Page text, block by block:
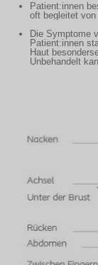
Patient:innen
oft begleitet von
Die Symptome
Patient:innen
Haut
Unbehandelt